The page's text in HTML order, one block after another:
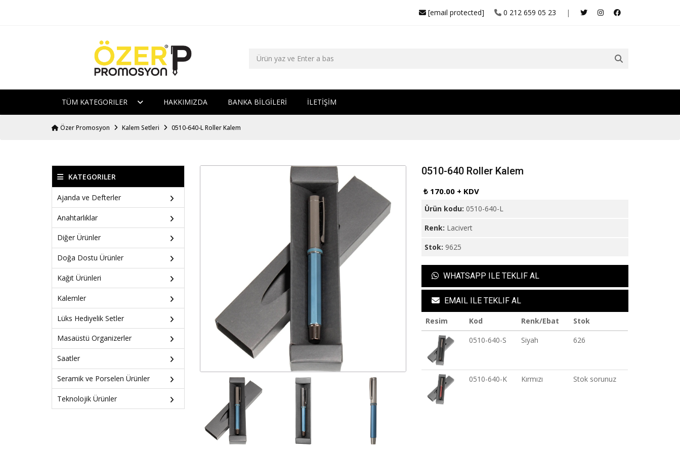
|
0 212 659 05 23
[email protected]
TÜM KATEGORILER HAKKIMIZDA BANKA BİLGİLERİ İLETİŞİM
Özer Promosyon Kalem Setleri 0510-640-L Roller Kalem
KATEGORILER
Ajanda ve Defterler
Anahtarlıklar
Diğer Ürünler
Doğa Dostu Ürünler
Kağıt Ürünleri
Kalemler
Lüks Hediyelik Setler
Masaüstü Organizerler
Saatler
Seramik ve Porselen Ürünler
Teknolojik Ürünler
0510-640 Roller Kalem
₺ 170.00 + KDV
Ürün kodu: 0510-640-L
Renk: Lacivert
Stok: 9625
WHATSAPP ILE TEKLIF AL
EMAIL ILE TEKLIF AL
Resim Kod Renk/Ebat
Stok
0510-640-S
Siyah 626
0510-640-K Kırmızı Stok sorunuz